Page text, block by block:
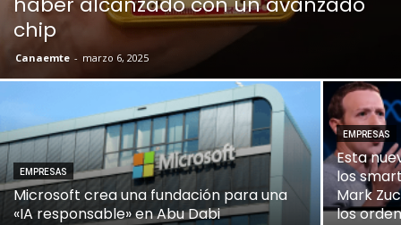
chip
Canaemte - marzo 6, 2025
EMPRESAS
Microsoft crea una fundación para una
«IA responsable» en Abu Dabi
EMPRESAS
Esta
los
Mark
los